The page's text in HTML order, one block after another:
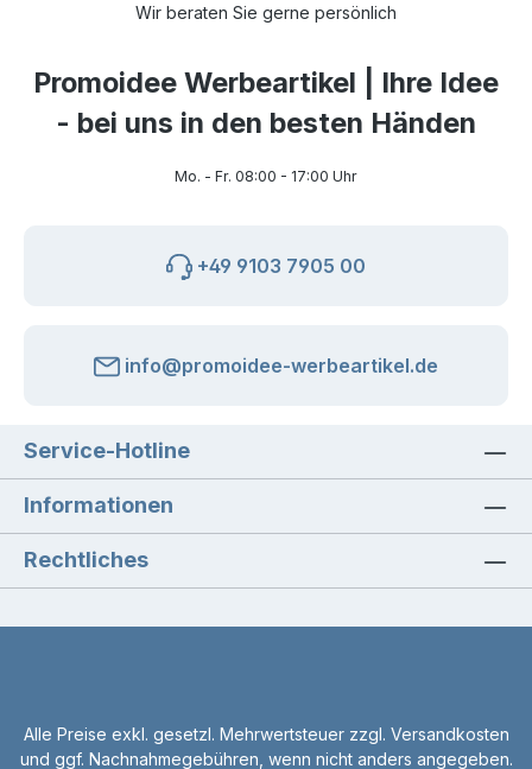
Wir beraten Sie gerne persönlich
Promoidee Werbeartikel | Ihre Idee
- bei uns in den besten Händen
Mo. - Fr. 08:00 - 17:00 Uhr
+49 9103 7905 00
info@promoidee-werbeartikel.de
Service-Hotline
Informationen
Rechtliches
Alle Preise exkl. gesetzl. Mehrwertsteuer zzgl. Versandkosten
und ggf. Nachnahmegebühren, wenn nicht anders angegeben.